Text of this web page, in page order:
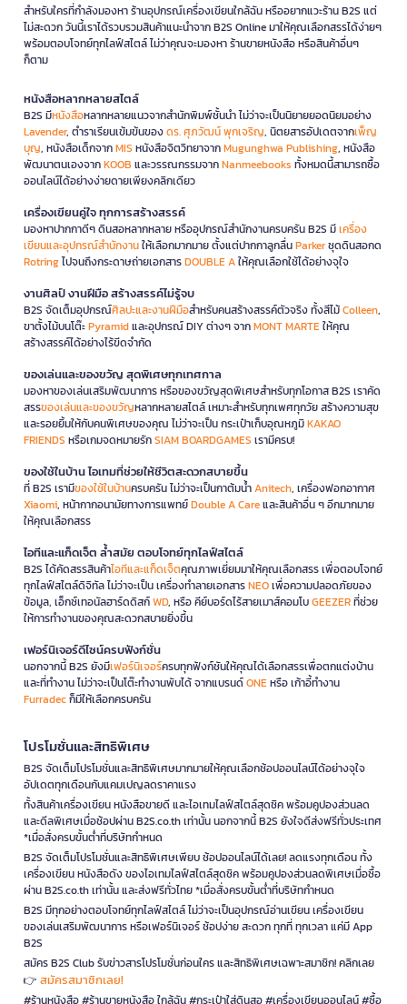
สำหรับใครที่กำลังมองหา ร้านอุปกรณ์เครื่องเขียนใกล้ฉัน หรืออยากแวะร้าน B2S แต่
ไม่สะดวก วันนี้เราได้รวบรวมสินค้าแนะนำจาก B2S Online มาให้คุณเลือกสรรได้ง่ายๆ
พร้อมตอบโจทย์ทุกไลฟ์สไตล์ ไม่ว่าคุณจะมองหา ร้านขายหนังสือ หรือสินค้าอื่นๆ
ก็ตาม
หนังสือหลากหลายสไตล์
B2S มีหนังสือหลากหลายแนวจากสำนักพิมพ์ชั้นนำ ไม่ว่าจะเป็นนิยายยอดนิยมอย่าง
Lavender, ตำราเรียนเข้มข้นของดร. ศุภวัฒน์ พุกเจริญ, นิตยสารอัปเดตจากเพ็ญ
บุญ, หนังสือเด็กจากMIS หนังสือจิตวิทยาจากMugunghwa Publishing, หนังสือ
พัฒนาตนเองจากKOOB และวรรณกรรมจากNanmeebooks ทั้งหมดนี้สามารถซื้อ
ออนไลน์ได้อย่างง่ายดายเพียงคลิกเดียว
เครื่องเขียนคู่ใจ ทุกการสร้างสรรค์
มองหาปากกาดีๆ ดินสอหลากหลาย หรืออุปกรณ์สำนักงานครบครัน B2S มีเครื่อง
เขียนและอุปกรณ์สำนักงานให้เลือกมากมาย ตั้งแต่ปากกาลูกลื่นParkerชุดดินสอกด
Rotringไปจนถึงกระดาษถ่ายเอกสารDOUBLE Aให้คุณเลือกใช้ได้อย่างจุใจ
งานศิลป์ งานฝีมือ สร้างสรรค์ไม่รู้จบ
B2S จัดเต็มอุปกรณ์ศิลปะและงานฝีมือสำหรับคนสร้างสรรค์ตัวจริง ทั้งสีไม้Colleen,
ขาตั้งไม้บนโต๊ะPyramidและอุปกรณ์ DIY ต่างๆ จากMONT MARTEให้คุณ
สร้างสรรค์ได้อย่างไร้ขีดจำกัด
ของเล่นและของขวัญ สุดพิเศษทุกเทศกาล
มองหาของเล่นเสริมพัฒนาการ หรือของขวัญสุดพิเศษสำหรับทุกโอกาส B2S เราคัด
สรรของเล่นและของขวัญหลากหลายสไตล์ เหมาะสำหรับทุกเพศทุกวัย สร้างความสุข
และรอยยิ้มให้กับคนพิเศษของคุณ ไม่ว่าจะเป็น กระเป๋าเก็บอุณหภูมิKAKAO
FRIENDS หรือเกมจดหมายรักSIAM BOARDGAMES เรามีครบ!
ของใช้ในบ้าน ไอเทมที่ช่วยให้ชีวิตสะดวกสบายขึ้น
ที่ B2S เรามีของใช้ในบ้านครบครัน ไม่ว่าจะเป็นกาต้มน้ำAnitech, เครื่องฟอกอากาศ
Xiaomi, หน้ากากอนามัยทางการแพทย์Double A Careและสินค้าอื่น ๆ อีกมากมาย
ให้คุณเลือกสรร
ไอทีและแก็ดเจ็ต ล้ำสมัย ตอบโจทย์ทุกไลฟ์สไตล์
B2S ได้คัดสรรสินค้าไอทีและแก็ดเจ็ตคุณภาพเยี่ยมมาให้คุณเลือกสรร เพื่อตอบโจทย์
ทุกไลฟ์สไตล์ดิจิทัล ไม่ว่าจะเป็น เครื่องทำลายเอกสารNEOเพื่อความปลอดภัยของ
ข้อมูล, เอ็กซ์เทอนัลฮาร์ดดิสก์WD, หรือ คีย์บอร์ดไร้สายเมาส์คอมโบGEEZERที่ช่วย
ให้การทำงานของคุณสะดวกสบายยิ่งขึ้น
เฟอร์นิเจอร์ดีไซน์ครบฟังก์ชั่น
นอกจากนี้ B2S ยังมีเฟอร์นิเจอร์ครบทุกฟังก์ชันให้คุณได้เลือกสรรเพื่อตกแต่งบ้าน
และที่ทำงาน ไม่ว่าจะเป็นโต๊ะทำงานพับได้ จากแบรนด์ONEหรือ เก้าอี้ทำงาน
Furradecก็มีให้เลือกครบครัน
โปรโมชั่นและสิทธิพิเศษ
B2S จัดเต็มโปรโมชั่นและสิทธิพิเศษมากมายให้คุณเลือกช้อปออนไลน์ได้อย่างจุใจ
อัปเดตทุกเดือนกับแคมเปญลดราคาแรง
ทั้งสินค้าเครื่องเขียน หนังสือขายดี และไอเทมไลฟ์สไตล์สุดชิค พร้อมคูปองส่วนลด
และดีลพิเศษเมื่อช้อปผ่าน B2S.co.th เท่านั้น นอกจากนี้ B2S ยังใจดีส่งฟรีทั่วประเทศ
*เมื่อสั่งครบขั้นต่ำที่บริษัทกำหนด
B2S จัดเต็มโปรโมชั่นและสิทธิพิเศษเพียบ ช้อปออนไลน์ได้เลย! ลดแรงทุกเดือน ทั้ง
เครื่องเขียน หนังสือดัง ของไอเทมไลฟ์สไตล์สุดชิค พร้อมคูปองส่วนลดพิเศษเมื่อซื้อ
ผ่าน B2S.co.th เท่านั้น และส่งฟรีทั่วไทย *เมื่อสั่งครบขั้นต่ำที่บริษัทกำหนด
B2S มีทุกอย่างตอบโจทย์ทุกไลฟ์สไตล์ ไม่ว่าจะเป็นอุปกรณ์อ่านเขียน เครื่องเขียน
ของเล่นเสริมพัฒนาการ หรือเฟอร์นิเจอร์ ช้อปง่าย สะดวก ทุกที่ ทุกเวลา แค่มี App
B2S
สมัคร B2S Club รับข่าวสารโปรโมชั่นก่อนใคร และสิทธิพิเศษเฉพาะสมาชิก! คลิกเลย
👉 สมัครสมาชิกเลย!
#ร้านหนังสือ #ร้านขายหนังสือ ใกล้ฉัน #กระเป๋าใส่ดินสอ #เครื่องเขียนออนไลน์ #ซื้อ